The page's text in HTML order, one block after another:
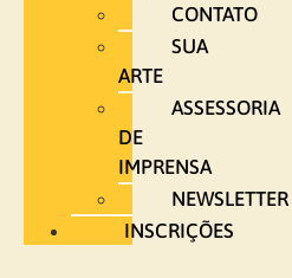
CONTATO
SUA
ARTE
ASSESSORIA
DE
IMPRENSA
NEWSLETTER
INSCRIÇÕES